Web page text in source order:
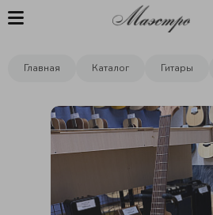
Главная Каталог Гитары